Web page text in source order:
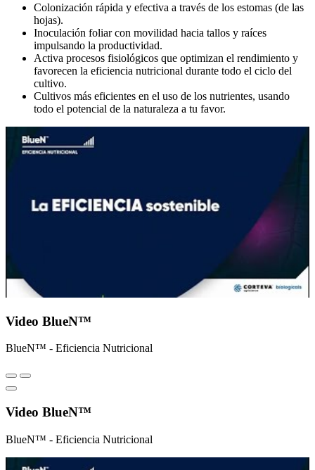
Colonización rápida y efectiva a través de los estomas (de las
hojas).
Inoculación foliar con movilidad hacia tallos y raíces
impulsando la productividad.
Activa procesos fisiológicos que optimizan el rendimiento y
favorecen la eficiencia nutricional durante todo el ciclo del
cultivo.
Cultivos más eficientes en el uso de los nutrientes, usando
todo el potencial de la naturaleza a tu favor.
Video BlueN™
BlueN™ - Eficiencia Nutricional
Video BlueN™
BlueN™ - Eficiencia Nutricional